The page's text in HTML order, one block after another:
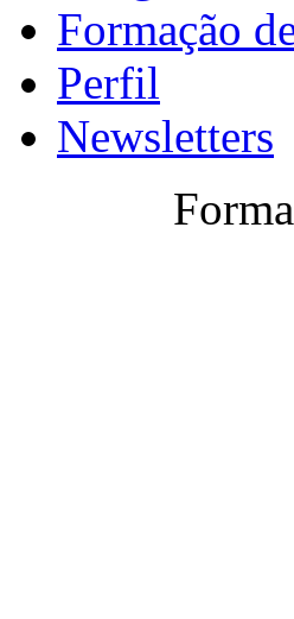
Formação
Perfil
Newsletters